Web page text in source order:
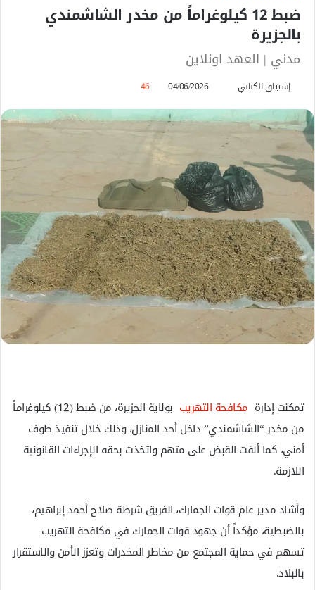
ضبط 12 كيلوغراماً من مخدر الشاشمندي
بالجزيرة
مدني | العهد اونلاين
إشتياق الكناني
س
ر
ي
د
ا
إ
ل
ك
ت
ر
و
ن
04/06/2026
46
تمكنت إدارة مكافحة التهريب
بولاية الجزيرة، من ضبط (12) كيلوغراماً
من مخدر “الشاشمندي” داخل أحد المنازل، وذلك خلال تنفيذ طوف
أمني، كما ألقت القبض على متهم واتخذت بحقه الإجراءات القانونية
اللازمة.
وأشاد مدير عام قوات الجمارك، الفريق شرطة صلاح أحمد إبراهيم،
بالضبطية، مؤكداً أن جهود قوات الجمارك في مكافحة التهريب
تسهم في حماية المجتمع من مخاطر المخدرات وتعزز الأمن والاستقرار
بالبلاد.